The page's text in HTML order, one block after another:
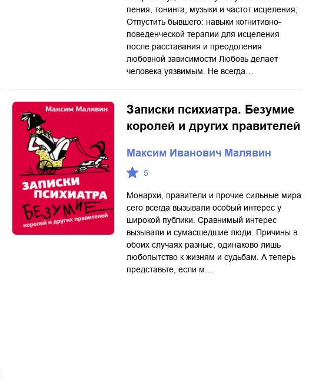
пения, тонинга, музыки и частот исцеления;
Отпустить бывшего: навыки когнитивно-
поведенческой терапии для исцеления
после расставания и преодоления
любовной зависимости Любовь делает
человека уязвимым. Не всегда…
Записки психиатра. Безумие
королей и других правителей
Максим Иванович Малявин
5
Монархи, правители и прочие сильные мира
сего всегда вызывали особый интерес у
широкой публики. Сравнимый интерес
вызывали и сумасшедшие люди. Причины в
обоих случаях разные, одинаково лишь
любопытство к жизням и судьбам. А теперь
представьте, если м…